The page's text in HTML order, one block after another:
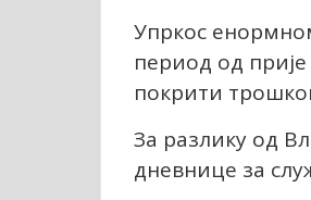
Упркос
период од
покрити
За разлику од
дневнице за